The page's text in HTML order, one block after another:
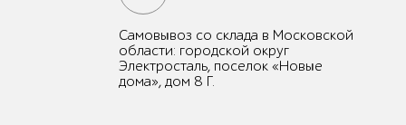
Самовывоз со склада в Московской
области: городской округ
Электросталь, поселок «Новые
дома», дом 8 Г.